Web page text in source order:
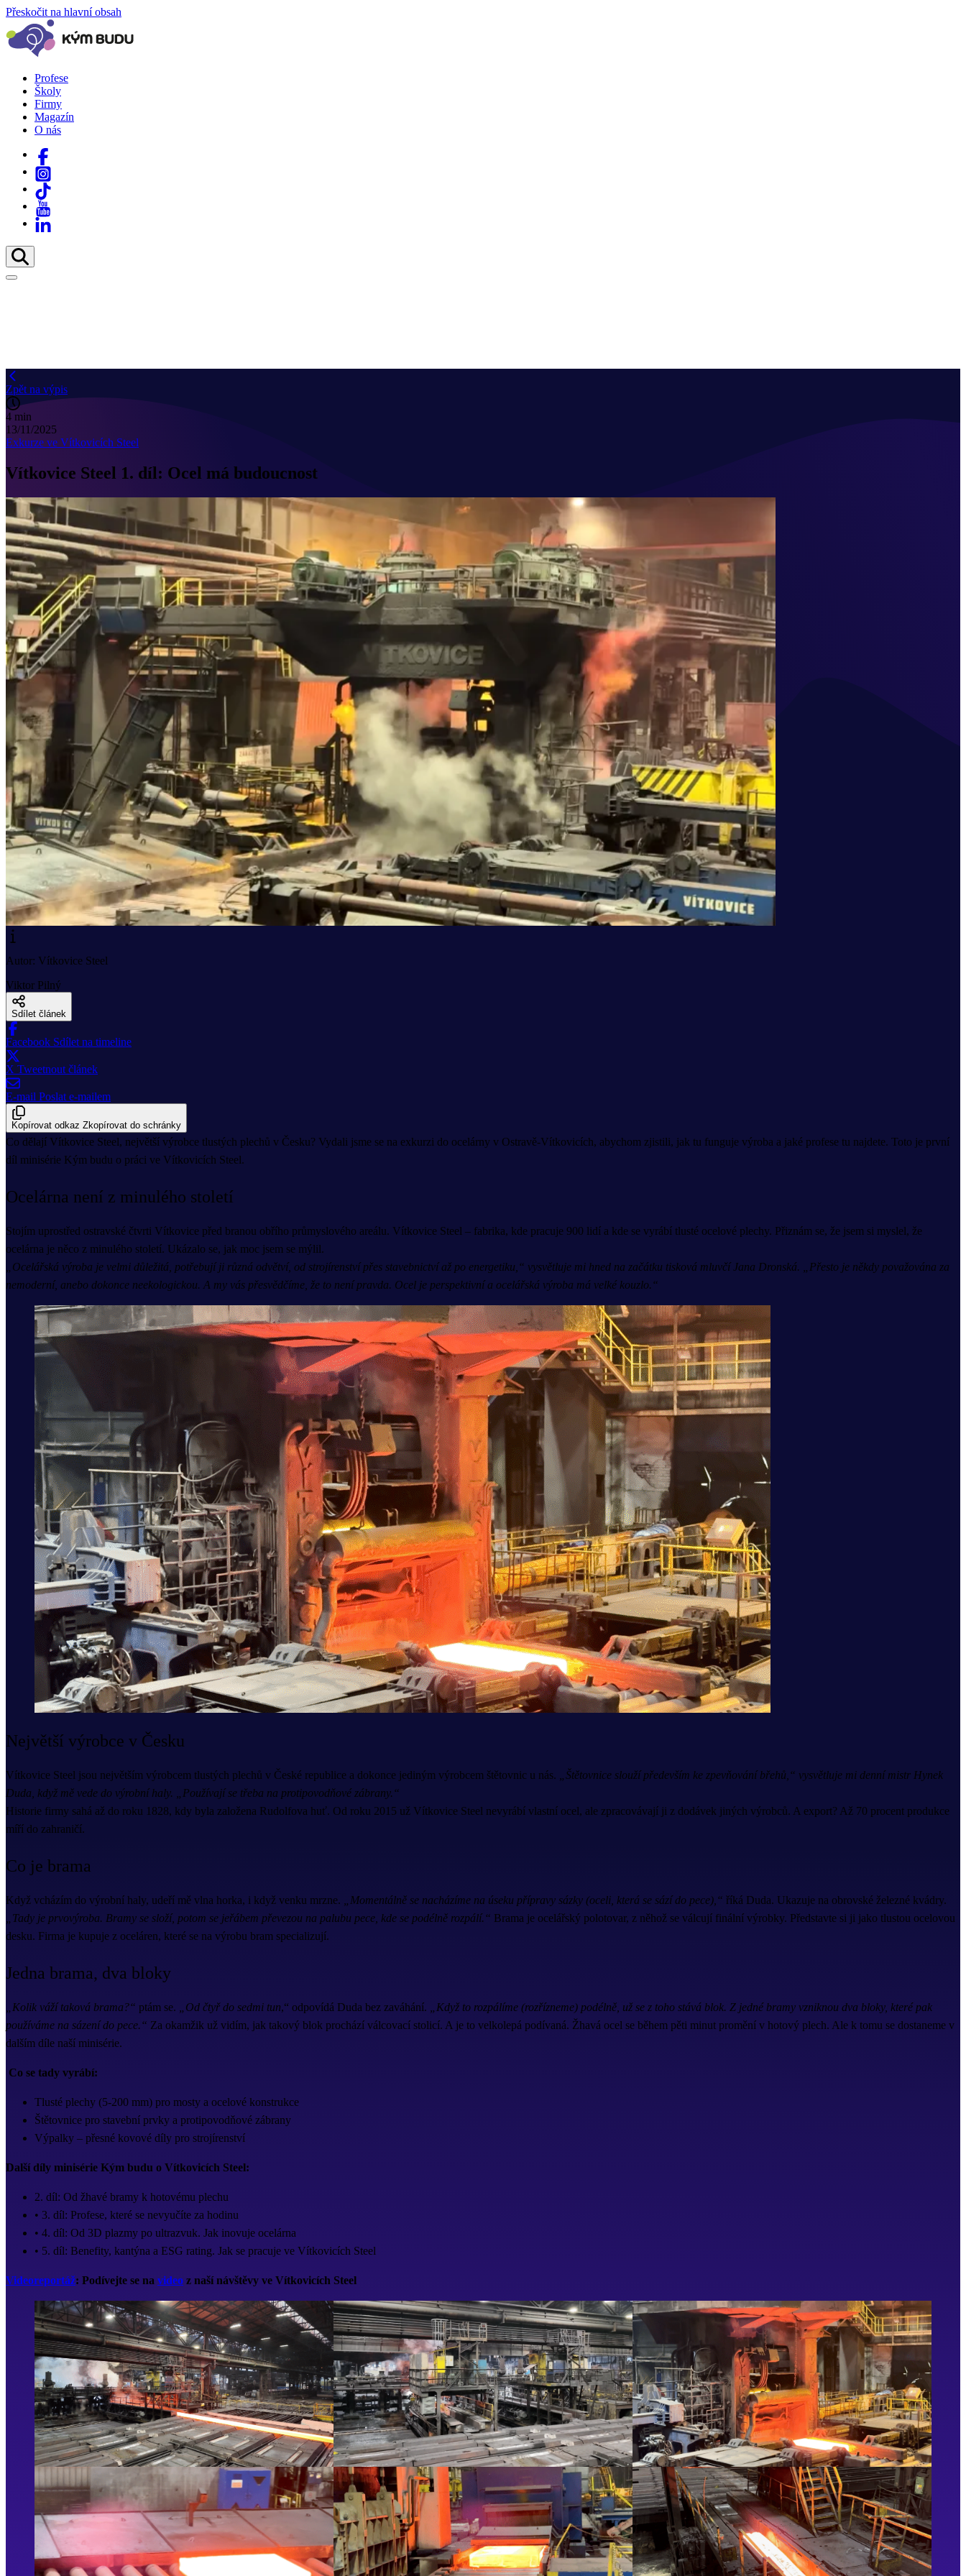
Přeskočit na hlavní obsah
Profese
Školy
Firmy
Magazín
O nás
Zpět na výpis
4 min
13/11/2025
Exkurze ve Vítkovicích Steel
Vítkovice Steel 1. díl: Ocel má budoucnost
Autor: Vítkovice Steel
Viktor Pilný
Sdílet článek
Facebook Sdílet na timeline
X Tweetnout článek
E-mail Poslat e-mailem
Kopírovat odkaz Zkopírovat do schránky
Co dělají Vítkovice Steel, největší výrobce tlustých plechů v Česku? Vydali jsme se na exkurzi do ocelárny v Ostravě-Vítkovicích, abychom zjistili, jak tu funguje výroba a jaké profese tu najdete. Toto je první
díl minisérie Kým budu o práci ve Vítkovicích Steel.
Ocelárna není z minulého století
Stojím uprostřed ostravské čtvrti Vítkovice před branou obřího průmyslového areálu. Vítkovice Steel – fabrika, kde pracuje 900 lidí a kde se vyrábí tlusté ocelové plechy. Přiznám se, že jsem si myslel, že
ocelárna je něco z minulého století. Ukázalo se, jak moc jsem se mýlil.
„Ocelářská výroba je velmi důležitá, potřebují ji různá odvětví, od strojírenství přes stavebnictví až po energetiku,“ vysvětluje mi hned na začátku tisková mluvčí Jana Dronská. „Přesto je někdy považována za
nemoderní, anebo dokonce neekologickou. A my vás přesvědčíme, že to není pravda. Ocel je perspektivní a ocelářská výroba má velké kouzlo.“
Největší výrobce v Česku
Vítkovice Steel jsou největším výrobcem tlustých plechů v České republice a dokonce jediným výrobcem štětovnic u nás.
„Štětovnice slouží především ke zpevňování břehů,“ vysvětluje mi denní mistr Hynek
Duda, když mě vede do výrobní haly. „Používají se třeba na protipovodňové zábrany.“
Historie firmy sahá až do roku 1828, kdy byla založena Rudolfova huť. Od roku 2015 už Vítkovice Steel nevyrábí vlastní ocel, ale zpracovávají ji z dodávek jiných výrobců. A export? Až 70 procent produkce
míří do zahraničí.
Co je brama
Když vcházím do výrobní haly, udeří mě vlna horka, i když venku mrzne. „Momentálně se nacházíme na úseku přípravy sázky (oceli, která se sází do pece),“ říká Duda. Ukazuje na obrovské železné kvádry.
„Tady je prvovýroba. Bramy se složí, potom se jeřábem převezou na palubu pece, kde se podélně rozpálí.“ Brama je ocelářský polotovar, z něhož se válcují finální výrobky. Představte si ji jako tlustou ocelovou
desku. Firma je kupuje z oceláren, které se na výrobu bram specializují.
Jedna brama, dva bloky
„Kolik váží taková brama?“ ptám se. „Od čtyř do sedmi tun,“ odpovídá Duda bez zaváhání. „Když to rozpálíme (rozřízneme) podélně, už se z toho stává blok. Z jedné bramy vzniknou dva bloky, které pak
používáme na sázení do pece.“ Za okamžik už vidím, jak takový blok prochází válcovací stolicí. A je to velkolepá podívaná. Žhavá ocel se během pěti minut promění v hotový plech. Ale k tomu se dostaneme v
dalším díle naší minisérie.
Co se tady vyrábí:
Tlusté plechy (5-200 mm) pro mosty a ocelové konstrukce
Štětovnice pro stavební prvky a protipovodňové zábrany
Výpalky – přesné kovové díly pro strojírenství
Další díly minisérie Kým budu o Vítkovicích Steel:
2. díl: Od žhavé bramy k hotovému plechu
• 3. díl: Profese, které se nevyučíte za hodinu
• 4. díl: Od 3D plazmy po ultrazvuk. Jak inovuje ocelárna
• 5. díl: Benefity, kantýna a ESG rating. Jak se pracuje ve Vítkovicích Steel
Videoreportáž: Podívejte se na video z naší návštěvy ve Vítkovicích Steel